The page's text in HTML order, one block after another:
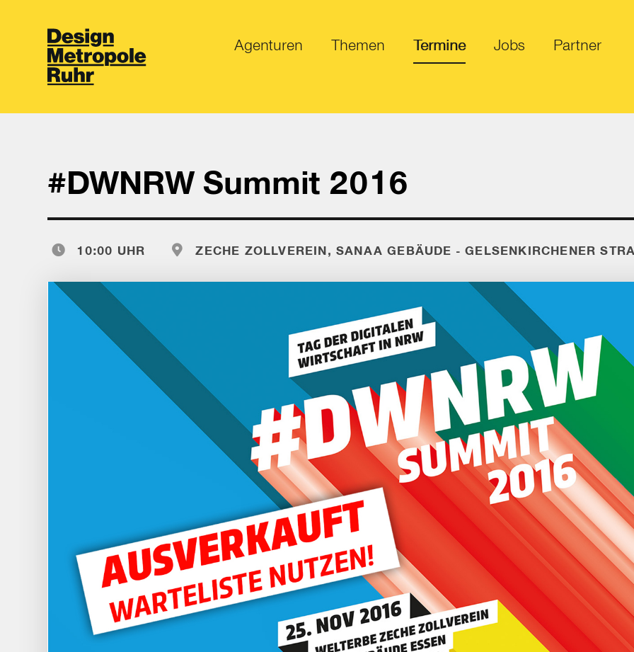
Agenturen Themen Termine Jobs Partner
#DWNRW Summit 2016
10:00 UHR ZECHE ZOLLVEREIN, SANAA GEBÄUDE - GELSENKIRCHENER